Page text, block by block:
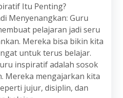
Itu Penting?
Menyenangkan: Guru
pelajaran jadi seru
Mereka bisa bikin kita
untuk terus belajar.
inspiratif adalah sosok
Mereka mengajarkan kita
jujur, disiplin, dan